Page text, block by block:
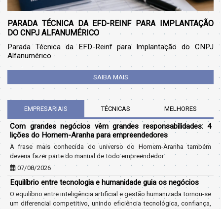
PARADA TÉCNICA DA EFD-REINF PARA IMPLANTAÇÃO
DO CNPJ ALFANUMÉRICO
Parada Técnica da EFD-Reinf para Implantação do CNPJ
Alfanumérico
SAIBA MAIS
EMPRESARIAIS TÉCNICAS MELHORES
Com grandes negócios vêm grandes responsabilidades: 4
lições do Homem-Aranha para empreendedores
A frase mais conhecida do universo do Homem-Aranha também
deveria fazer parte do manual de todo empreendedor
07/08/2026
Equilíbrio entre tecnologia e humanidade guia os negócios
O equilíbrio entre inteligência artificial e gestão humanizada tornou-se
um diferencial competitivo, unindo eficiência tecnológica, confiança,